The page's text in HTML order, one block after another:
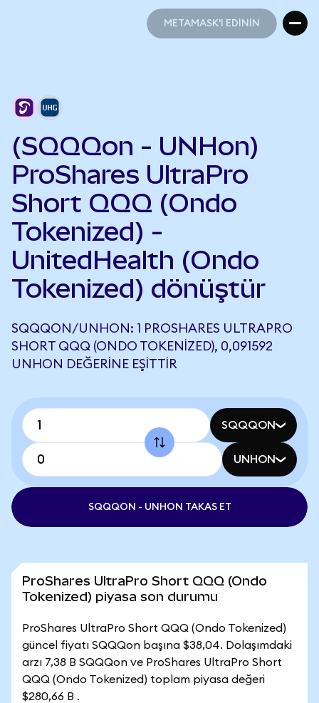
METAMASK'I EDİNİN
(SQQQon - UNHon)
ProShares UltraPro
Short QQQ (Ondo
Tokenized) -
UnitedHealth (Ondo
Tokenized) dönüştür
SQQQON/UNHON: 1 PROSHARES ULTRAPRO
SHORT QQQ (ONDO TOKENIZED), 0,091592
UNHON DEĞERINE EŞITTIR
SQQQON
UNHON
SQQQON - UNHON TAKAS ET
ProShares UltraPro Short QQQ (Ondo
Tokenized) piyasa son durumu
ProShares UltraPro Short QQQ (Ondo Tokenized)
güncel fiyatı SQQQon başına $38,04. Dolaşımdaki
arzı 7,38 B SQQQon ve ProShares UltraPro Short
QQQ (Ondo Tokenized) toplam piyasa değeri
$280,66 B .